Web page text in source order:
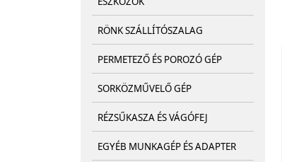
RÖNK SZÁLLÍTÓSZALAG
PERMETEZŐ ÉS POROZÓ GÉP
SORKÖZMŰVELŐ GÉP
RÉZSŰKASZA ÉS VÁGÓFEJ
EGYÉB MUNKAGÉP ÉS ADAPTER